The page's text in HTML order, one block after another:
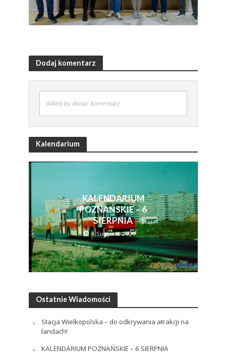
Dodaj komentarz
kliknij by dodać komentarz
Kalendarium
KALENDARIUM
POZNAŃSKIE – 6
SIERPNIA
6 Sierpnia 2026
Ostatnie Wiadomości
Stacja Wielkopolska – do odkrywania atrakcji na
landach!
KALENDARIUM POZNAŃSKIE – 6 SIERPNIA